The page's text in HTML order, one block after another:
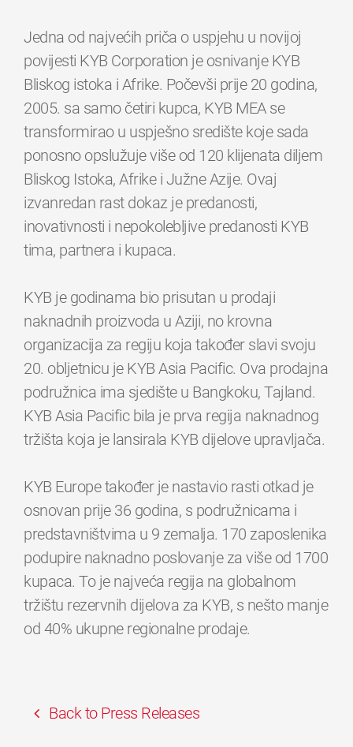
Jedna od najvećih priča o uspjehu u novijoj
povijesti KYB Corporation je osnivanje KYB
Bliskog istoka i Afrike. Počevši prije 20 godina,
2005. sa samo četiri kupca, KYB MEA se
transformirao u uspješno središte koje sada
ponosno opslužuje više od 120 klijenata diljem
Bliskog Istoka, Afrike i Južne Azije. Ovaj
izvanredan rast dokaz je predanosti,
inovativnosti i nepokolebljive predanosti KYB
tima, partnera i kupaca.
KYB je godinama bio prisutan u prodaji
naknadnih proizvoda u Aziji, no krovna
organizacija za regiju koja također slavi svoju
20. obljetnicu je KYB Asia Pacific. Ova prodajna
podružnica ima sjedište u Bangkoku, Tajland.
KYB Asia Pacific bila je prva regija naknadnog
tržišta koja je lansirala KYB dijelove upravljača.
KYB Europe također je nastavio rasti otkad je
osnovan prije 36 godina, s podružnicama i
predstavništvima u 9 zemalja. 170 zaposlenika
podupire naknadno poslovanje za više od 1700
kupaca. To je najveća regija na globalnom
tržištu rezervnih dijelova za KYB, s nešto manje
od 40% ukupne regionalne prodaje.
Back to Press Releases